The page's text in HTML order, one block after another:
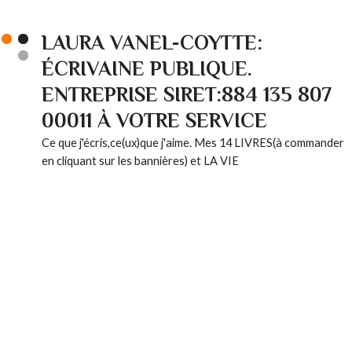
LAURA VANEL-COYTTE:
ÉCRIVAINE PUBLIQUE.
ENTREPRISE SIRET:884 135 807
00011 À VOTRE SERVICE
Ce que j'écris,ce(ux)que j'aime. Mes 14 LIVRES(à commander
en cliquant sur les bannières) et LA VIE